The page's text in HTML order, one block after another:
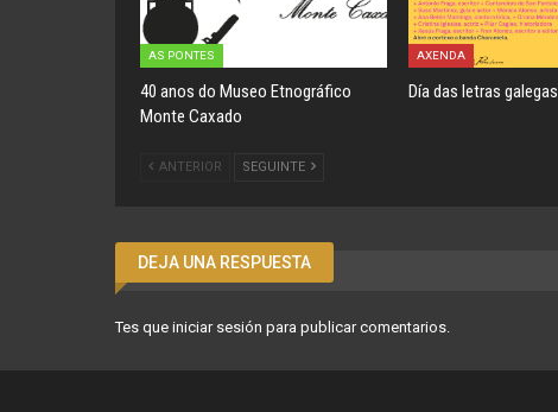
AS PONTES
40 anos do Museo Etnográfico
Monte Caxado
AXENDA
Día das letras galegas
ANTERIOR SEGUINTE
DEJA UNA RESPUESTA
Tes que iniciar sesión para publicar comentarios.